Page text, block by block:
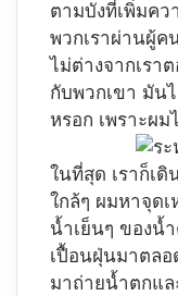
ตามบังที่เพิ่มคว
พวกเราผ่านผู้
ไม่ต่างจากเรา
กับพวกเขา มัน
หรอก เพราะผ
ในที่สุด เราก็เ
ใกล้ๆ ผมหาจุด
น้ำเย็นๆ ของน้
เปื้อนฝุ่นมาตลอ
มาถ่ายน้ำตกแล